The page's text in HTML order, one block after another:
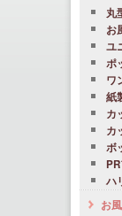
丸
お
ユ
ポ
ワ
紙
カ
カ
ボ
ハ
お